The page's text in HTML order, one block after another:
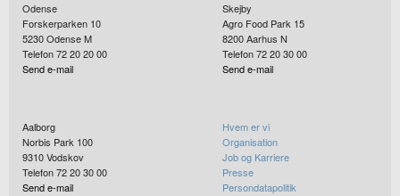
Odense
Forskerparken 10
5230Odense M
Telefon 72 20 20 00
Send e-mail
Skejby
Agro Food Park 15
8200Aarhus N
Telefon 72 20 30 00
Send e-mail
Aalborg
Norbis Park 100
9310Vodskov
Telefon 72 20 30 00
Send e-mail
Hvem er vi
Organisation
Job og Karriere
Presse
Persondatapolitik